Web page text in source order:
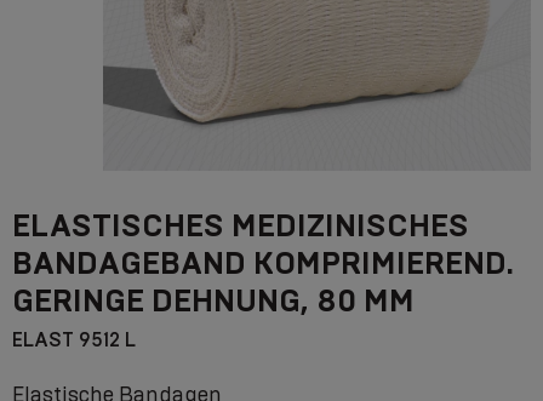
ELASTISCHES MEDIZINISCHES
BANDAGEBAND KOMPRIMIEREND.
GERINGE DEHNUNG, 80 MM
ELAST 9512 L
Elastische Bandagen